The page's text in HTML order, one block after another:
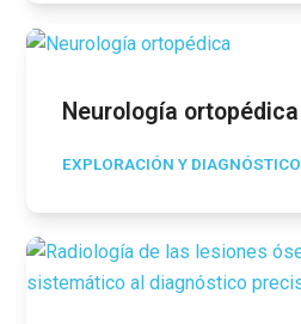
Neurología ortopédica
EXPLORACIÓN Y DIAGNÓSTICO